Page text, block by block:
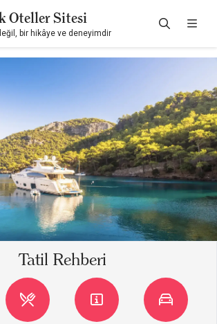
Oteller Sitesi
bir hikâye ve deneyimdir
Tatil Rehberi